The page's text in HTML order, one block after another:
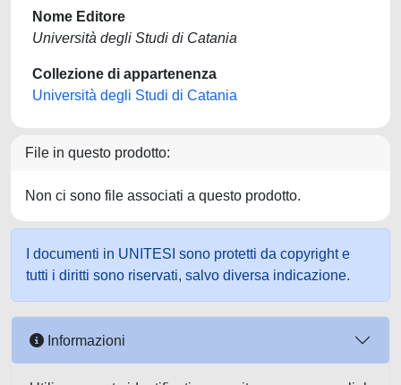
Nome Editore
Università degli Studi di Catania
Collezione di appartenenza
Università degli Studi di Catania
File in questo prodotto:
Non ci sono file associati a questo prodotto.
I documenti in UNITESI sono protetti da copyright e
tutti i diritti sono riservati, salvo diversa indicazione.
Informazioni